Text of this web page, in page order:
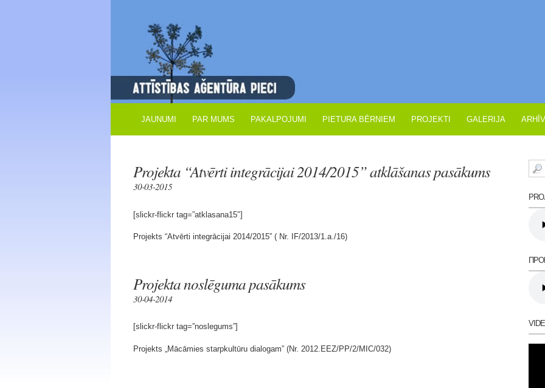
JAUNUMI PAR MUMS PAKALPOJUMI PIETURA BĒRNIEM PROJEKTI GALERIJA
Projekta “Atvērti integrācijai 2014/2015” atklāšanas pasākums
30-03-2015
[slickr-flickr tag=”atklasana15″]
Projekts “Atvērti integrācijai 2014/2015” ( Nr. IF/2013/1.a./16)
Projekta noslēguma pasākums
30-04-2014
[slickr-flickr tag=”noslegums”]
Projekts „Mācāmies starpkultūru dialogam” (Nr. 2012.EEZ/PP/2/MIC/032)